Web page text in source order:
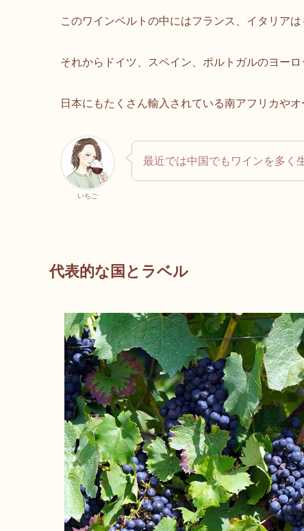
このワインベルトの中にはフランス、イタリアは
それからドイツ、スペイン、ポルトガルのヨー
日本にもたくさん輸入されている南アフリカや
いちご
最近では中国でもワインを多く
代表的な国とラベル